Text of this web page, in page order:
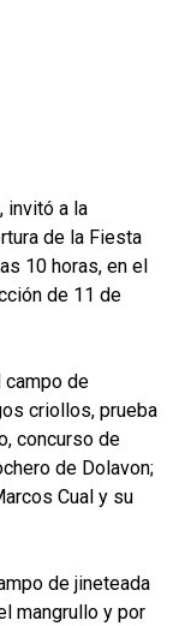
invitó a la
de la Fiesta
10 horas, en el
de 11 de
campo de
criollos, prueba
concurso de
de Dolavon;
Cual y su
de jineteada
mangrullo y por